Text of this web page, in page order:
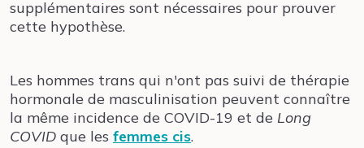
supplémentaires sont nécessaires pour prouver
cette hypothèse.
Les hommes trans qui n'ont pas suivi de thérapie
hormonale de masculinisation peuvent connaître
la même incidence de COVID-19 et de Long
COVID que les femmes cis.